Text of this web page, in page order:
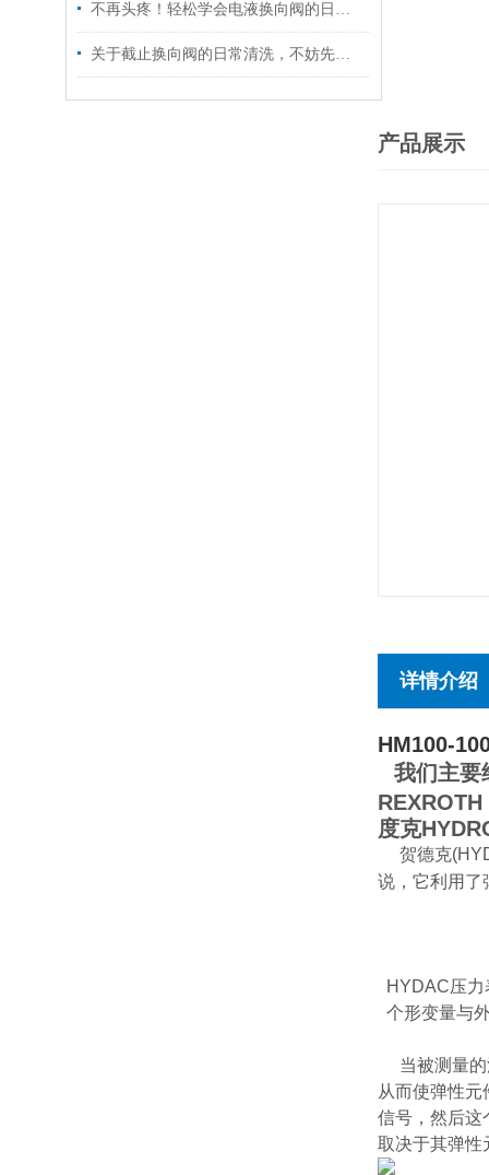
不再头疼！轻松学会电液换向阀的日常保养技巧
关于截止换向阀的日常清洗，不妨先看看下文！
产品展示
详情介绍
HM100-
我们主要
度克
贺德克
说，它利用了
HYDAC压
个形变量与
当被测量的
从而使弹性
信号，然后这
取决于其弹性